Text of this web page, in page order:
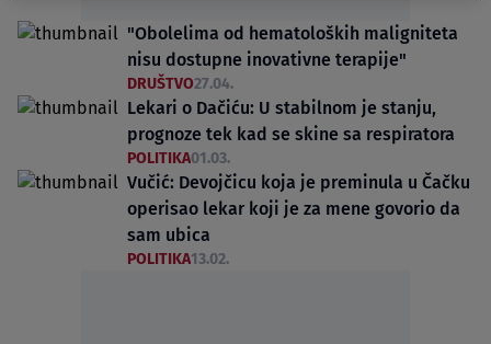
"Obolelima od hematoloških maligniteta
nisu dostupne inovativne terapije"
DRUŠTVO27.04.
Lekari o Dačiću: U stabilnom je stanju,
prognoze tek kad se skine sa respiratora
POLITIKA01.03.
Vučić: Devojčicu koja je preminula u Čačku
operisao lekar koji je za mene govorio da
sam ubica
POLITIKA13.02.